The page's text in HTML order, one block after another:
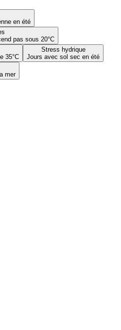
en été
pas sous 20°C
35°C
Stress hydrique
Jours avec sol sec en été
mer